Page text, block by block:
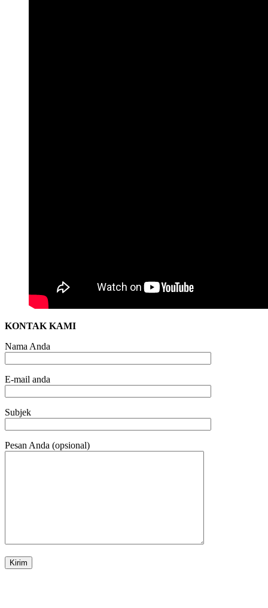
KONTAK KAMI
Nama Anda
E-mail anda
Subjek
Pesan Anda (opsional)